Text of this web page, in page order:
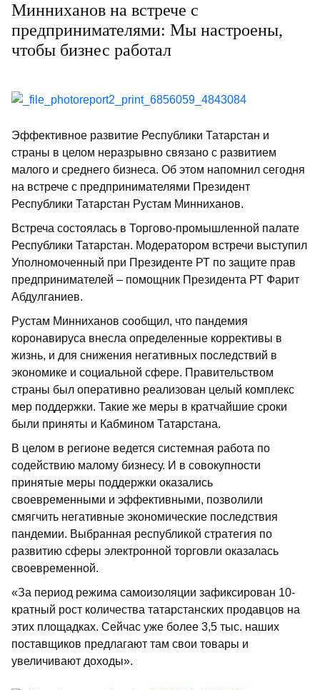
Минниханов на встрече с
предпринимателями: Мы настроены,
чтобы бизнес работал
Эффективное развитие Республики Татарстан и
страны в целом неразрывно связано с развитием
малого и среднего бизнеса. Об этом напомнил сегодня
на встрече с предпринимателями Президент
Республики Татарстан Рустам Минниханов.
Встреча состоялась в Торгово-промышленной палате
Республики Татарстан. Модератором встречи выступил
Уполномоченный при Президенте РТ по защите прав
предпринимателей – помощник Президента РТ Фарит
Абдулганиев.
Рустам Минниханов сообщил, что пандемия
коронавируса внесла определенные коррективы в
жизнь, и для снижения негативных последствий в
экономике и социальной сфере. Правительством
страны был оперативно реализован целый комплекс
мер поддержки. Такие же меры в кратчайшие сроки
были приняты и Кабмином Татарстана.
В целом в регионе ведется системная работа по
содействию малому бизнесу. И в совокупности
принятые меры поддержки оказались
своевременными и эффективными, позволили
смягчить негативные экономические последствия
пандемии. Выбранная республикой стратегия по
развитию сферы электронной торговли оказалась
своевременной.
«За период режима самоизоляции зафиксирован 10-
кратный рост количества татарстанских продавцов на
этих площадках. Сейчас уже более 3,5 тыс. наших
поставщиков предлагают там свои товары и
увеличивают доходы».